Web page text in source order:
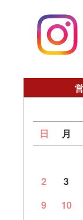
日
月
2
3
9
10